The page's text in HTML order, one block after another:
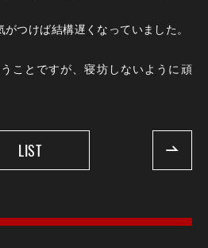
つけば結構遅くなっていました。
ことですが、寝坊しないように頑
LIST